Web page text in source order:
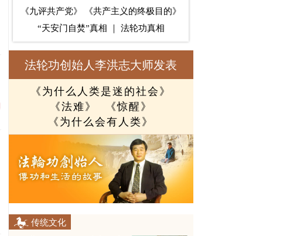
《九评共产党》
《共产主义的终极目的》
“天安门自焚”真相
法轮功真相
法轮功创始人李洪志大师发表
《为什么人类是迷的社会》
《法难》
《惊醒》
《为什么会有人类》
传统文化